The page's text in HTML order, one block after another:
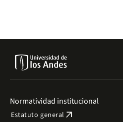
Normatividad institucional
Estatuto general arrow_outward